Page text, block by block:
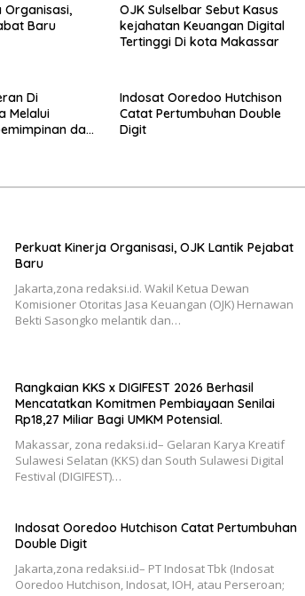
Organisasi,
Baru
OJK Sulselbar Sebut Kasus
kejahatan Keuangan Digital
Tertinggi Di kota Makassar
Di
Melalui
dan
Indosat Ooredoo Hutchison
Catat Pertumbuhan Double
Digit
Perkuat Kinerja Organisasi, OJK Lantik Pejabat
Baru
Jakarta,zona redaksi.id. Wakil Ketua Dewan
Komisioner Otoritas Jasa Keuangan (OJK) Hernawan
Bekti Sasongko melantik dan…
Rangkaian KKS x DIGIFEST 2026 Berhasil
Mencatatkan Komitmen Pembiayaan Senilai
Rp18,27 Miliar Bagi UMKM Potensial.
Makassar, zona redaksi.id– Gelaran Karya Kreatif
Sulawesi Selatan (KKS) dan South Sulawesi Digital
Festival (DIGIFEST)…
Indosat Ooredoo Hutchison Catat Pertumbuhan
Double Digit
Jakarta,zona redaksi.id– PT Indosat Tbk (Indosat
Ooredoo Hutchison, Indosat, IOH, atau Perseroan;